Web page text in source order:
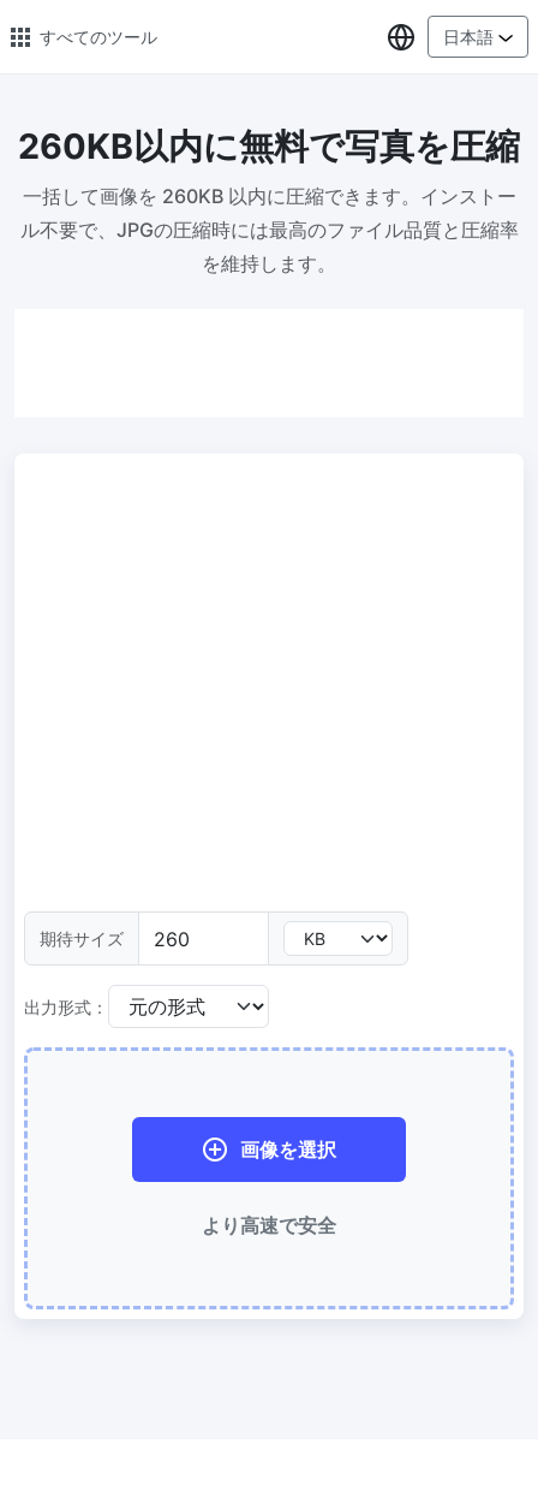
すべてのツール
🔥 人気のある 🔥
画像の変換
PNG、WEBP、BMP、TIFF、RAW 形式の画像をまとめて JPG に変
PNG 圧縮
有損と無損の圧縮方法を使用して PNG 画像を圧縮
GIF アニメーションファイルのサイズを一括圧縮および縮小
WebP 圧縮
有損と無損の圧縮方法を使用して WebP 画像を圧縮
画像を 50KB に圧縮
簡単に JPG、PNG、WEBP ファイルを一括圧縮して 50KB にする
画像を 100KB に圧縮
簡単にJPG、PNG、WEBPファイルを一括圧縮して 100KB にする
言語の選択
日本語
260KB以内に無料で写真を圧縮
一括して画像を 260KB 以内に圧縮できます。インストー
ル不要で、JPGの圧縮時には最高のファイル品質と圧縮率
を維持します。
期待サイズ
出力形式：
画像を選択
より高速で安全